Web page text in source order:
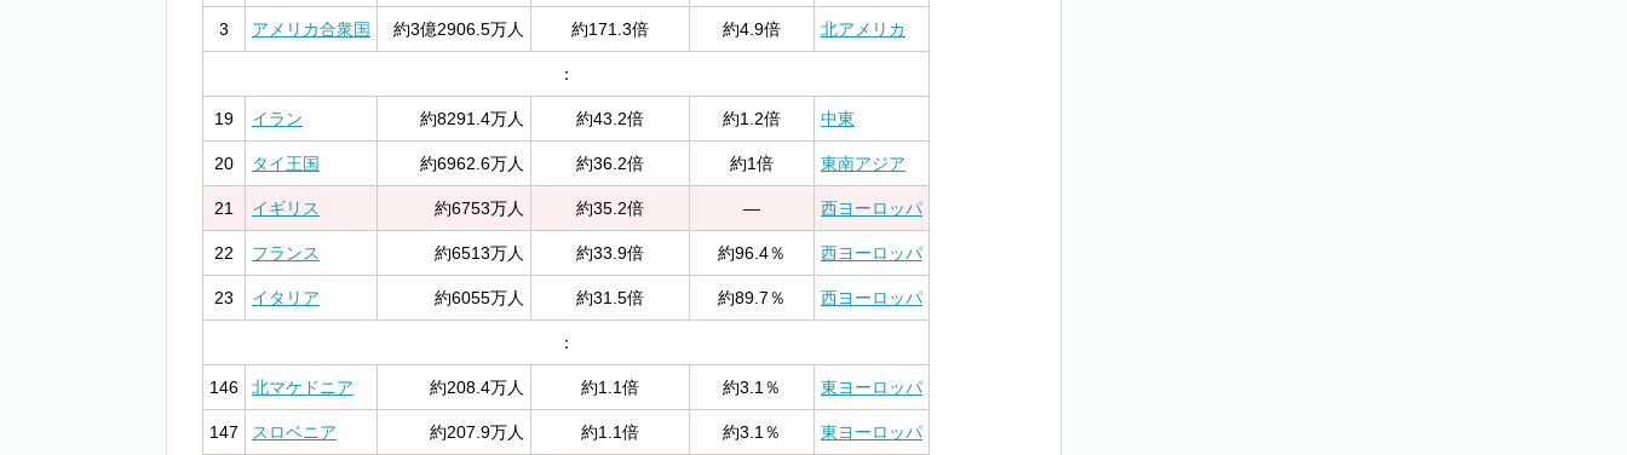
3 アメリカ合衆国 約3億2906.5万人 約171.3倍 約4.9倍 北アメリカ
：
19 イラン 約8291.4万人 約43.2倍 約1.2倍 中東
20 タイ王国 約6962.6万人 約36.2倍 約1倍 東南アジア
21 イギリス 約6753万人 約35.2倍 — 西ヨーロッパ
22 フランス 約6513万人 約33.9倍 約96.4％ 西ヨーロッパ
23 イタリア 約6055万人 約31.5倍 約89.7％ 西ヨーロッパ
：
146 北マケドニア 約208.4万人 約1.1倍 約3.1％ 東ヨーロッパ
147 スロベニア 約207.9万人 約1.1倍 約3.1％ 東ヨーロッパ